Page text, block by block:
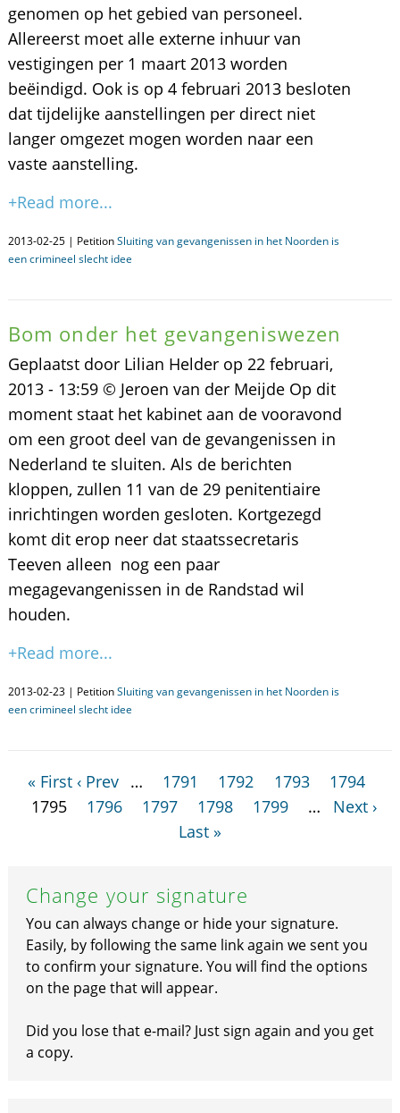
genomen op het gebied van personeel.
Allereerst moet alle externe inhuur van
vestigingen per 1 maart 2013 worden
beëindigd. Ook is op 4 februari 2013 besloten
dat tijdelijke aanstellingen per direct niet
langer omgezet mogen worden naar een
vaste aanstelling.
+Read more...
2013-02-25 | PetitionSluiting van gevangenissen in het Noorden is
een crimineel slecht idee
Bom onder het gevangeniswezen
Geplaatst door Lilian Helder op 22 februari,
2013 - 13:59 © Jeroen van der Meijde Op dit
moment staat het kabinet aan de vooravond
om een groot deel van de gevangenissen in
Nederland te sluiten. Als de berichten
kloppen, zullen 11 van de 29 penitentiaire
inrichtingen worden gesloten. Kortgezegd
komt dit erop neer dat staatssecretaris
Teeven alleen nog een paar
megagevangenissen in de Randstad wil
houden.
+Read more...
2013-02-23 | PetitionSluiting van gevangenissen in het Noorden is
een crimineel slecht idee
« First ‹ Prev … 1791 1792 1793
1794
1795
1796 1797 1798 1799 …
Next ›
Last »
Change your signature
You can always change or hide your signature.
Easily, by following the same link again we sent you
to confirm your signature. You will find the options
on the page that will appear.
Did you lose that e-mail? Just sign again and you get
a copy.